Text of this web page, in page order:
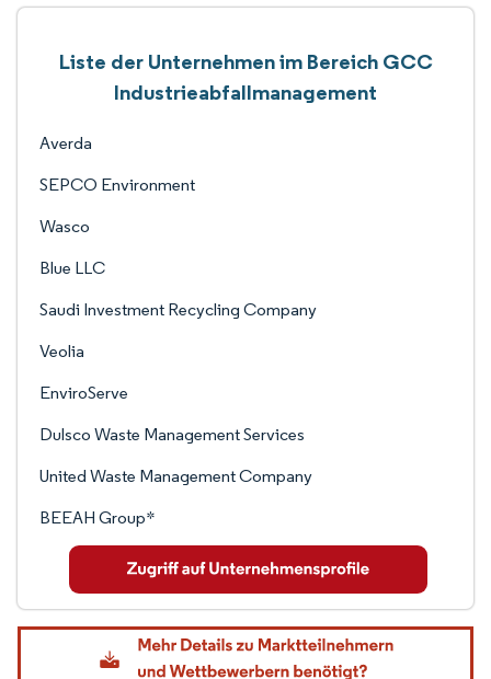
Liste der Unternehmen im Bereich GCC
Industrieabfallmanagement
Averda
SEPCO Environment
Wasco
Blue LLC
Saudi Investment Recycling Company
Veolia
EnviroServe
Dulsco Waste Management Services
United Waste Management Company
BEEAH Group*